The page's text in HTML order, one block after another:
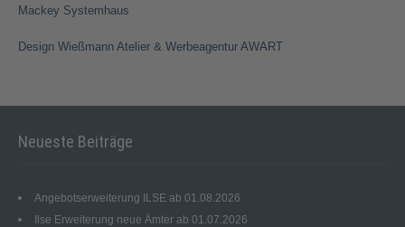
Mackey Systemhaus
Design Wießmann Atelier & Werbeagentur AWART
Neueste Beiträge
Angebotserweiterung ILSE ab 01.08.2026
Ilse Erweiterung neue Ämter ab 01.07.2026